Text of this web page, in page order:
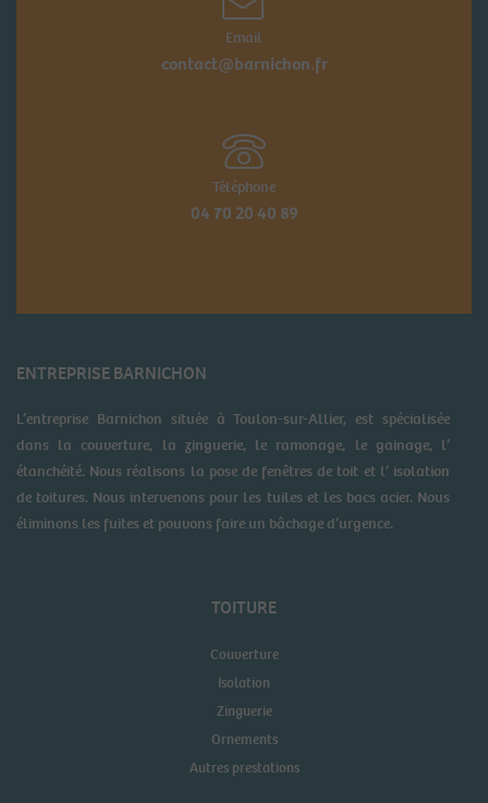
Email
contact@barnichon.fr
Téléphone
04 70 20 40 89
ENTREPRISE BARNICHON
L’entreprise Barnichon située à Toulon-sur-Allier, est spécialisée
dans la couverture, la zinguerie, le ramonage, le gainage, l’
étanchéité. Nous réalisons la pose de fenêtres de toit et l’ isolation
de toitures. Nous intervenons pour les tuiles et les bacs acier. Nous
éliminons les fuites et pouvons faire un bâchage d’urgence.
TOITURE
Couverture
Isolation
Zinguerie
Ornements
Autres prestations